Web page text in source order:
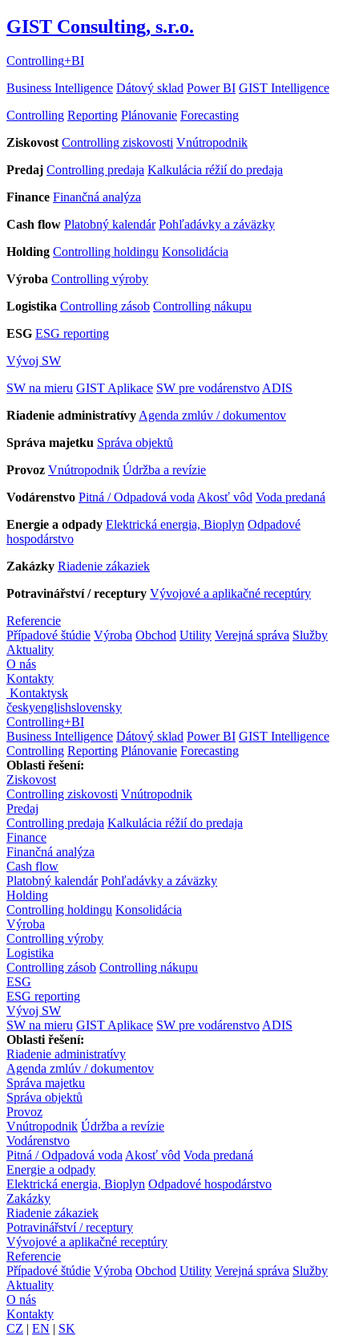
GIST Consulting, s.r.o.
Controlling+BI
Business Intelligence Dátový sklad Power BI GIST Intelligence
Controlling Reporting Plánovanie Forecasting
Ziskovost Controlling ziskovosti Vnútropodnik
Predaj Controlling predaja Kalkulácia réžií do predaja
Finance Finančná analýza
Cash flow Platobný kalendár Pohľadávky a záväzky
Holding Controlling holdingu Konsolidácia
Výroba Controlling výroby
Logistika Controlling zásob Controlling nákupu
ESG ESG reporting
Vývoj SW
SW na mieru GIST Aplikace SW pre vodárenstvo ADIS
Riadenie administratívy Agenda zmlúv / dokumentov
Správa majetku Správa objektů
Provoz Vnútropodnik Údržba a revízie
Vodárenstvo Pitná / Odpadová voda Akosť vôd Voda predaná
Energie a odpady Elektrická energia, Bioplyn Odpadové
hospodárstvo
Zakázky Riadenie zákaziek
Potravinářství / receptury Vývojové a aplikačné receptúry
Referencie
Případové štúdie Výroba Obchod Utility Verejná správa Služby
Aktuality
O nás
Kontakty
Kontaktysk
českyenglishslovensky
Controlling+BI
Business Intelligence Dátový sklad Power BI GIST Intelligence
Controlling Reporting Plánovanie Forecasting
Oblasti řešení:
Ziskovost
Controlling ziskovosti Vnútropodnik
Predaj
Controlling predaja Kalkulácia réžií do predaja
Finance
Finančná analýza
Cash flow
Platobný kalendár Pohľadávky a záväzky
Holding
Controlling holdingu Konsolidácia
Výroba
Controlling výroby
Logistika
Controlling zásob Controlling nákupu
ESG
ESG reporting
Vývoj SW
SW na mieru GIST Aplikace SW pre vodárenstvo ADIS
Oblasti řešení:
Riadenie administratívy
Agenda zmlúv / dokumentov
Správa majetku
Správa objektů
Provoz
Vnútropodnik Údržba a revízie
Vodárenstvo
Pitná / Odpadová voda Akosť vôd Voda predaná
Energie a odpady
Elektrická energia, Bioplyn Odpadové hospodárstvo
Zakázky
Riadenie zákaziek
Potravinářství / receptury
Vývojové a aplikačné receptúry
Referencie
Případové štúdie Výroba Obchod Utility Verejná správa Služby
Aktuality
O nás
Kontakty
CZ | EN | SK